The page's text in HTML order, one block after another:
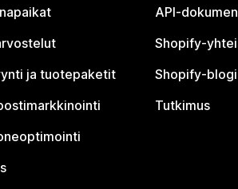
ja tuotepaketit
API-
Shopify-
Shopify-blogi
Tutkimus